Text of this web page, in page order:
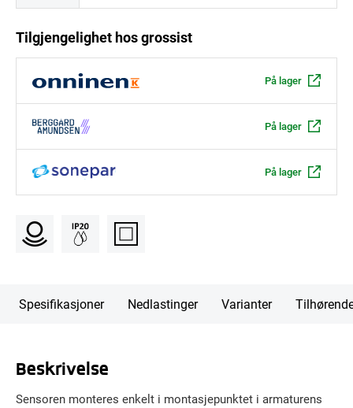
Tilgjengelighet hos grossist
På lager
På lager
På lager
Spesifikasjoner Nedlastinger Varianter
Beskrivelse
Sensoren monteres enkelt i montasjepunktet i armaturens